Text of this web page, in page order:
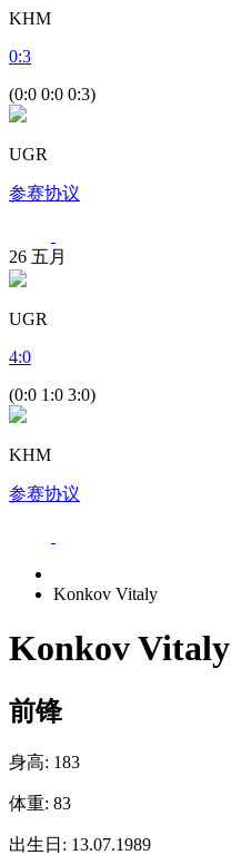
KHM
0:3
(0:0 0:0 0:3)
UGR
参赛协议
26 五月
UGR
4:0
(0:0 1:0 3:0)
KHM
参赛协议
Konkov Vitaly
Konkov Vitaly
前锋
身高: 183
体重: 83
出生日: 13.07.1989